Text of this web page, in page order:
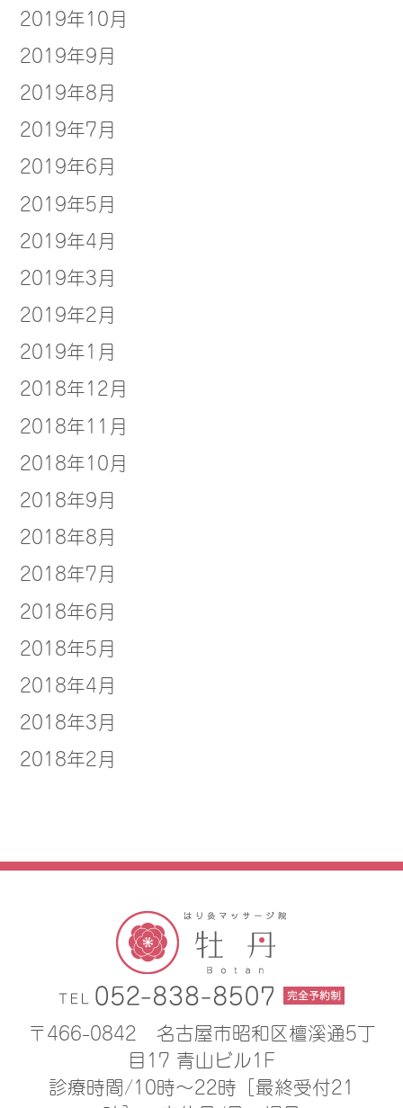
2019年10月
2019年9月
2019年8月
2019年7月
2019年6月
2019年5月
2019年4月
2019年3月
2019年2月
2019年1月
2018年12月
2018年11月
2018年10月
2018年9月
2018年8月
2018年7月
2018年6月
2018年5月
2018年4月
2018年3月
2018年2月
〒466-0842
名古屋市昭和区檀溪通5丁
目17 青山ビル1F
診療時間/10時〜22時［最終受付21